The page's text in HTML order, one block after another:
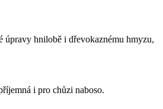
úpravy hnilobě i dřevokaznému hmyzu,
i pro chůzi naboso.